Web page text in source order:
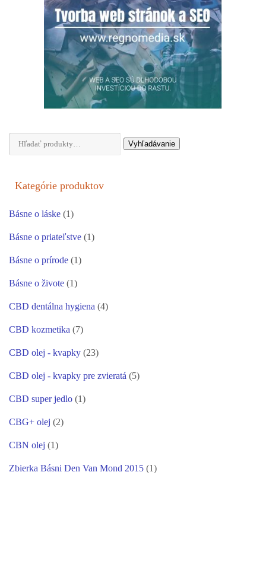
Hľadať: Vyhľadávanie
Kategórie produktov
Básne o láske (1)
Básne o priateľstve (1)
Básne o prírode (1)
Básne o živote (1)
CBD dentálna hygiena (4)
CBD kozmetika (7)
CBD olej - kvapky (23)
CBD olej - kvapky pre zvieratá (5)
CBD super jedlo (1)
CBG+ olej (2)
CBN olej (1)
Zbierka Básni Den Van Mond 2015 (1)